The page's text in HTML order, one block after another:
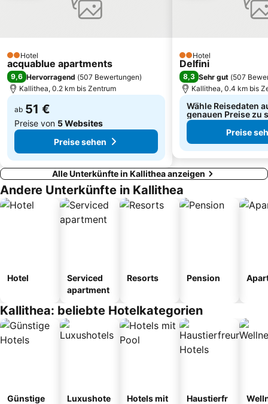
Bousoulas
Haniotis Melathron
Loutra
Elaionas
2 Sterne
Hotel
acquablue apartments
9,6 Hervorragend (507 Bewertungen)
Kallithea, 0.2 km bis Zentrum
ab 51 €
Preise von 5 Websites
Preise sehen
2 Sterne
Hotel
Delfini
8,3 Sehr gut (507
Kallithea, 0.4 km bis
Wähle Reisedaten
genauen Preise zu
Preise
Alle Unterkünfte in Kallithea anzeigen
Andere Unterkünfte in Kallithea
Hotel
Serviced
apartment
Resorts Pension
Kallithea: beliebte Hotelkategorien
Günstige
Luxushote
Hotels mit
Haustierfr